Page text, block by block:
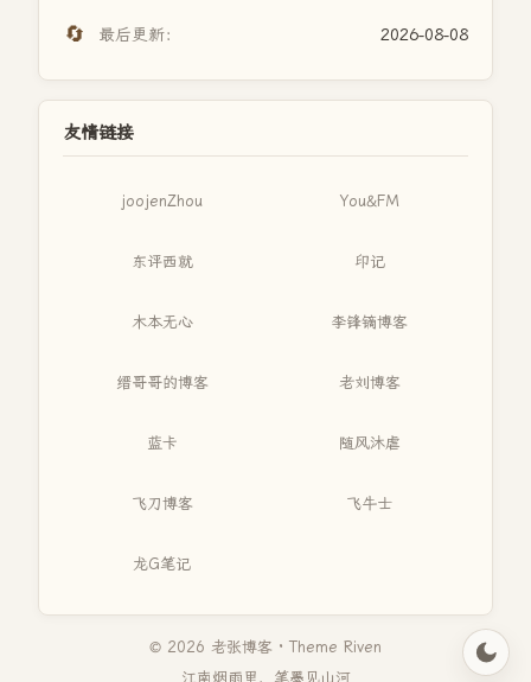
🔄 最后更新： 2026-08-08
友情链接
joojenZhou You&FM
东评西就 印记
木本无心 李锋镝博客
缙哥哥的博客 老刘博客
蓝卡 随风沐虐
飞刀博客 飞牛士
龙G笔记
© 2026 老张博客 · Theme Riven
江南烟雨里，笔墨见山河